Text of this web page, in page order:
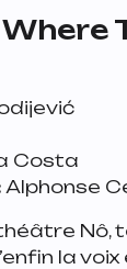
Costa
Alphonse
Nô,
la